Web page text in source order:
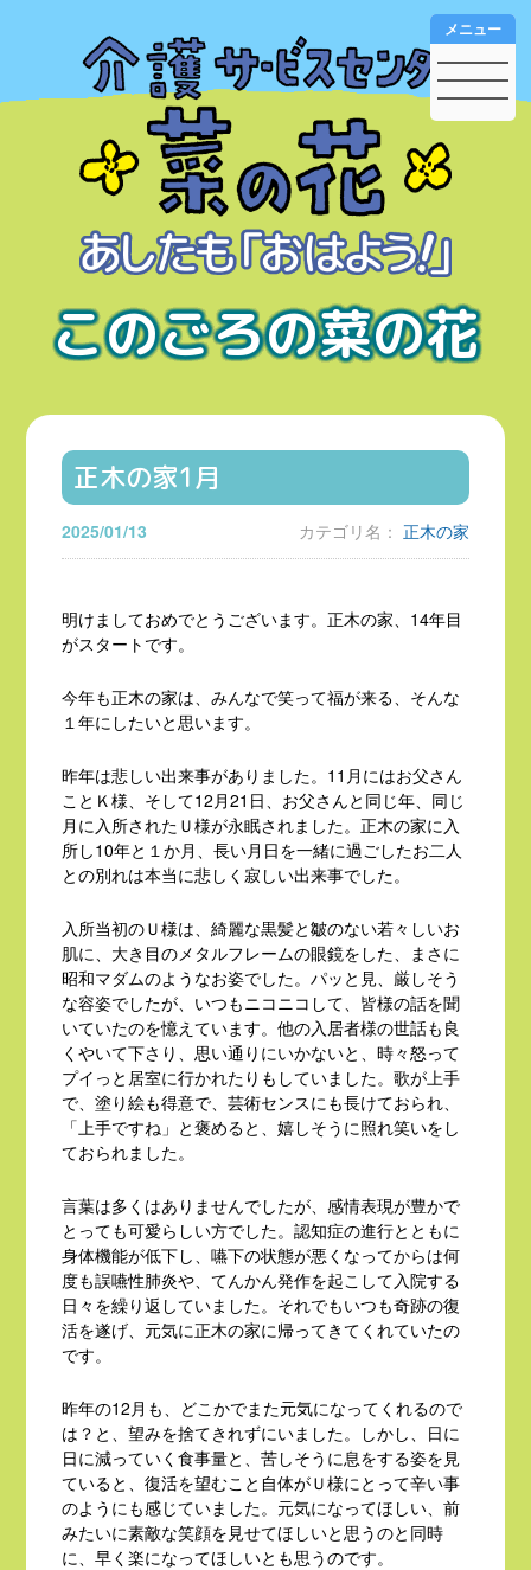
このごろの菜の花
メニュー
正木の家1月
2025/01/13 カテゴリ名： 正木の家
明けましておめでとうございます。正木の家、14年目
がスタートです。
今年も正木の家は、みんなで笑って福が来る、そんな
１年にしたいと思います。
昨年は悲しい出来事がありました。11月にはお父さん
ことＫ様、そして12月21日、お父さんと同じ年、同じ
月に入所されたＵ様が永眠されました。正木の家に入
所し10年と１か月、長い月日を一緒に過ごしたお二人
との別れは本当に悲しく寂しい出来事でした。
入所当初のＵ様は、綺麗な黒髪と皺のない若々しいお
肌に、大き目のメタルフレームの眼鏡をした、まさに
昭和マダムのようなお姿でした。パッと見、厳しそう
な容姿でしたが、いつもニコニコして、皆様の話を聞
いていたのを憶えています。他の入居者様の世話も良
くやいて下さり、思い通りにいかないと、時々怒って
プイっと居室に行かれたりもしていました。歌が上手
で、塗り絵も得意で、芸術センスにも長けておられ、
「上手ですね」と褒めると、嬉しそうに照れ笑いをし
ておられました。
言葉は多くはありませんでしたが、感情表現が豊かで
とっても可愛らしい方でした。認知症の進行とともに
身体機能が低下し、嚥下の状態が悪くなってからは何
度も誤嚥性肺炎や、てんかん発作を起こして入院する
日々を繰り返していました。それでもいつも奇跡の復
活を遂げ、元気に正木の家に帰ってきてくれていたの
です。
昨年の12月も、どこかでまた元気になってくれるので
は？と、望みを捨てきれずにいました。しかし、日に
日に減っていく食事量と、苦しそうに息をする姿を見
ていると、復活を望むこと自体がＵ様にとって辛い事
のようにも感じていました。元気になってほしい、前
みたいに素敵な笑顔を見せてほしいと思うのと同時
に、早く楽になってほしいとも思うのです。